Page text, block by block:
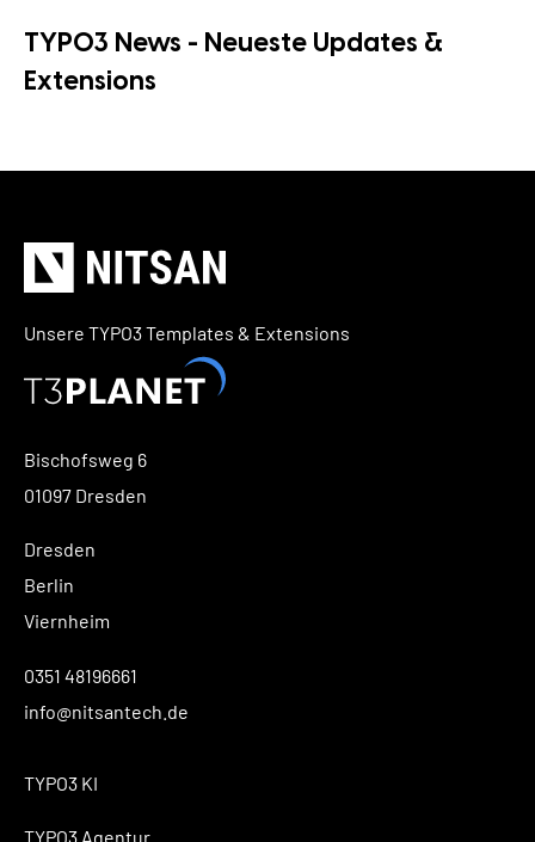
TYPO3 News - Neueste Updates &
Extensions
Unsere TYPO3 Templates & Extensions
Bischofsweg 6
01097 Dresden
Dresden
Berlin
Viernheim
0351 48196661
info@nitsantech.de
TYPO3 KI
TYPO3 Agentur